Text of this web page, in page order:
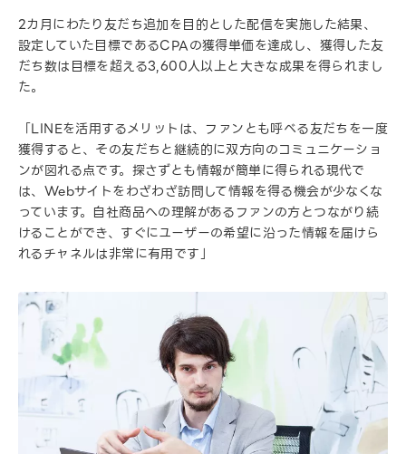
2カ月にわたり友だち追加を目的とした配信を実施した結果、
設定していた目標であるCPAの獲得単価を達成し、獲得した友
だち数は目標を超える3,600人以上と大きな成果を得られまし
た。
「LINEを活用するメリットは、ファンとも呼べる友だちを一度
獲得すると、その友だちと継続的に双方向のコミュニケーショ
ンが図れる点です。探さずとも情報が簡単に得られる現代で
は、Webサイトをわざわざ訪問して情報を得る機会が少なくな
っています。自社商品への理解があるファンの方とつながり続
けることができ、すぐにユーザーの希望に沿った情報を届けら
れるチャネルは非常に有用です」